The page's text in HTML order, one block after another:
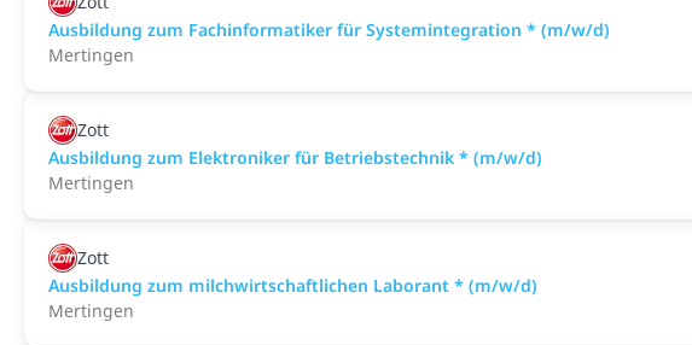
Ausbildung zum Fachinformatiker für Systemintegration * (m/w/d)
Mertingen
Zott
Ausbildung zum Elektroniker für Betriebstechnik * (m/w/d)
Mertingen
Zott
Ausbildung zum milchwirtschaftlichen Laborant * (m/w/d)
Mertingen